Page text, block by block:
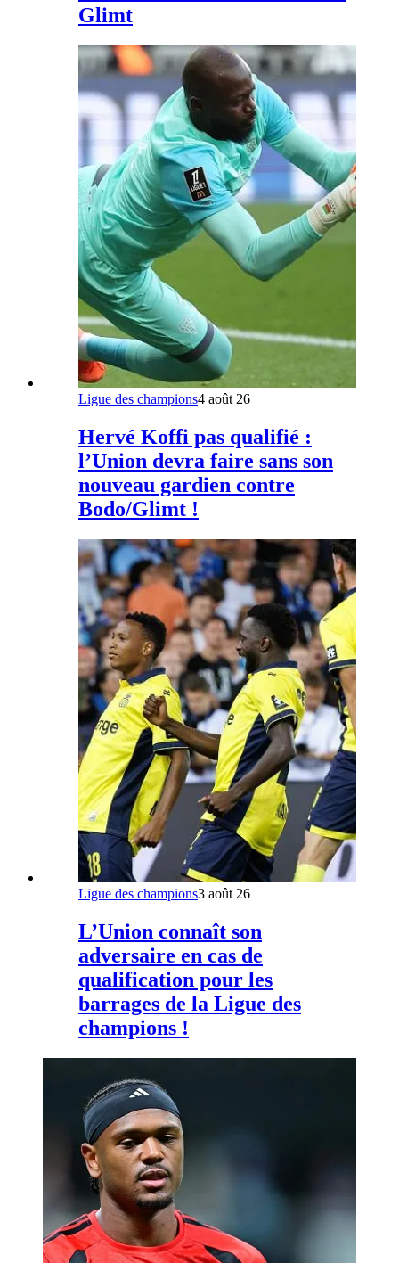
Glimt
Ligue des champions4 août 26
Hervé Koffi pas qualifié :
l’Union devra faire sans son
nouveau gardien contre
Bodo/Glimt !
Ligue des champions3 août 26
L’Union connaît son
adversaire en cas de
qualification pour les
barrages de la Ligue des
champions !